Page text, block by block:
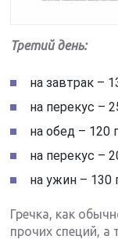
Третий день:
на завтрак –
на перекус –
на обед – 120
на перекус –
на ужин – 130
Гречка, как
прочих специй, а